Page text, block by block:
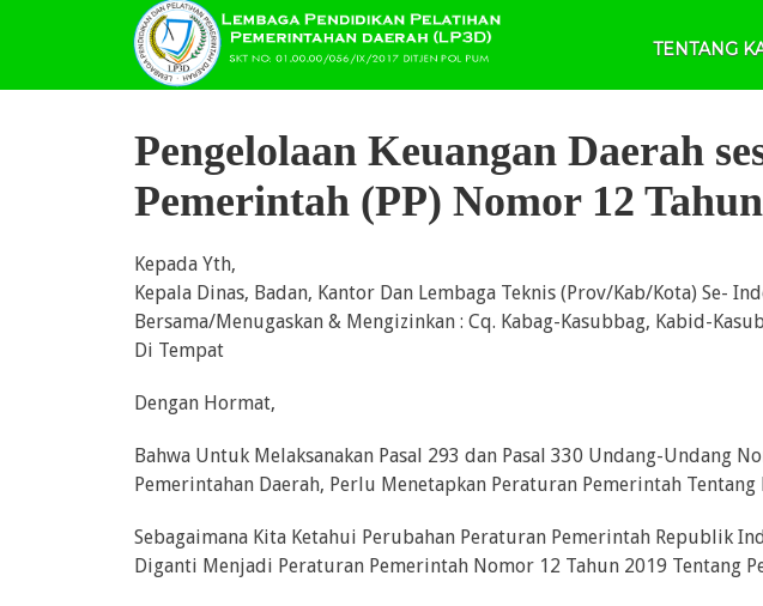
TENTANG
Pengelolaan Keuangan Daerah
Pemerintah (PP) Nomor 12
Kepada Yth,
Kepala Dinas, Badan, Kantor Dan Lembaga Teknis (Prov/Kab/Kota) Se-
Bersama/Menugaskan & Mengizinkan : Cq. Kabag-Kasubbag, Kabid-
Di Tempat
Dengan Hormat,
Bahwa Untuk Melaksanakan Pasal 293 dan Pasal 330 Undang-Undang
Pemerintahan Daerah, Perlu Menetapkan Peraturan Pemerintah Tentang
Sebagaimana Kita Ketahui Perubahan Peraturan Pemerintah Republik
Diganti Menjadi Peraturan Pemerintah Nomor 12 Tahun 2019 Tentang